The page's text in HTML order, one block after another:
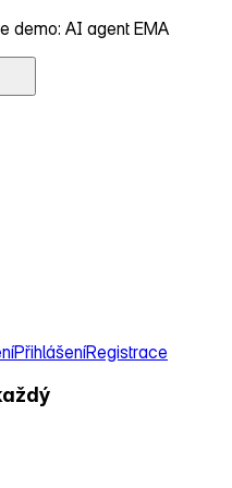
demo: AI agent EMA
PřihlášeníRegistrace